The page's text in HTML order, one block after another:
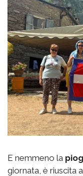
E nemmeno la
giornata, è riuscita